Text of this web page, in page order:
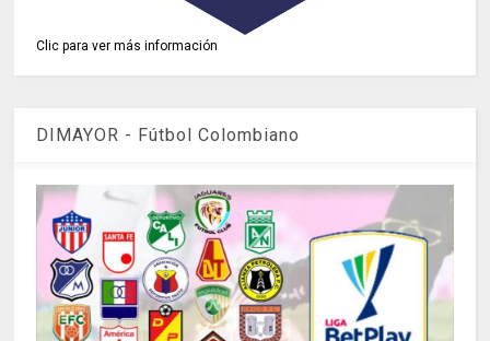
Clic para ver más información
DIMAYOR - Fútbol Colombiano